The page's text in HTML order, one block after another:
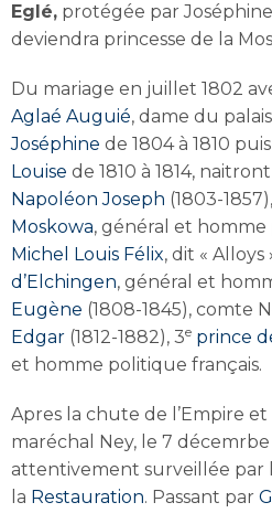
Eglé, protégée par
deviendra princesse de la
Du mariage en juillet 1802
Aglaé Auguié, dame du palais
Joséphine de 1804 à 1810 puis
Louise de 1810 à 1814,
Napoléon Joseph (1803-
Moskowa, général et homme
Michel Louis Félix, dit « Alloys
d’Elchingen, général et
Eugène (1808-1845), comte
Edgar (1812-1882), 3e prince
et homme politique français.
Apres la chute de l’Empire
maréchal Ney, le 7 décemrbe
attentivement surveillée par
la Restauration. Passant par